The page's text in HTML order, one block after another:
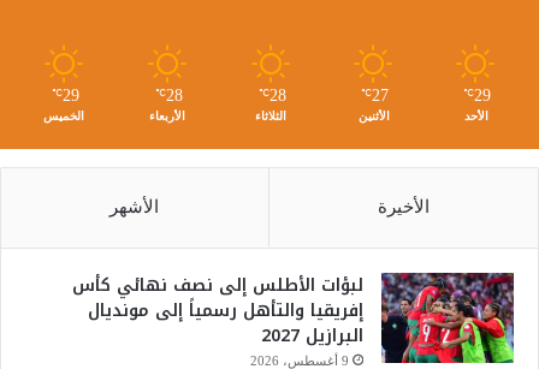
29
℃
الأحد
27
℃
الأثنين
28
℃
الثلاثاء
28
℃
الأربعاء
29
℃
الخميس
الأخيرة الأشهر
لبؤات الأطلس إلى نصف نهائي كأس
إفريقيا والتأهل رسمياً إلى مونديال
البرازيل 2027
9 أغسطس، 2026